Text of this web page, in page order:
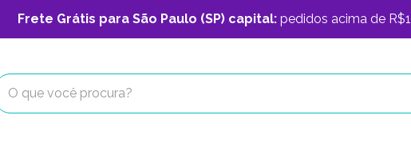
Frete Grátis para São Paulo (SP) capital: pedidos acima de
que você procura?